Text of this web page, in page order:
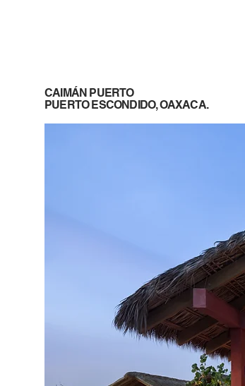
CAIMÁN PUERTO
PUERTO ESCONDIDO, OAXACA.